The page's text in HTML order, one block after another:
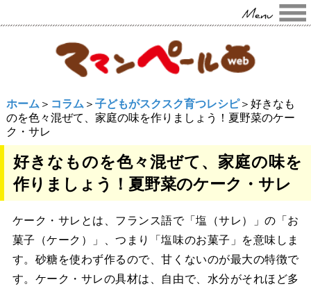
ホーム ＞ コラム ＞ 子どもがスクスク育つレシピ＞好きなも
のを色々混ぜて、家庭の味を作りましょう！夏野菜のケー
ク・サレ
好きなものを色々混ぜて、家庭の味を
作りましょう！夏野菜のケーク・サレ
ケーク・サレとは、フランス語で「塩（サレ）」の「お
菓子（ケーク）」、つまり「塩味のお菓子」を意味しま
す。砂糖を使わず作るので、甘くないのが最大の特徴で
す。ケーク・サレの具材は、自由で、水分がそれほど多